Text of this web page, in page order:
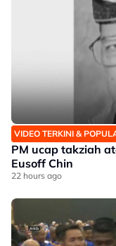
VIDEO TERKINI &
PM ucap takziah
Eusoff Chin
22 hours ago